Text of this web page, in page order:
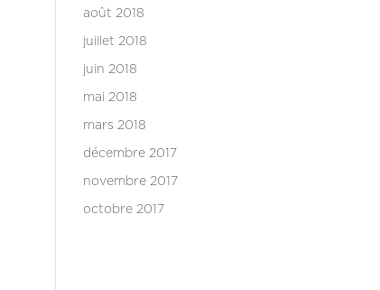
août 2018
juillet 2018
juin 2018
mai 2018
mars 2018
décembre 2017
novembre 2017
octobre 2017